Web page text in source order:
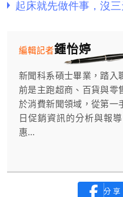
鍾怡婷
編輯記者
新聞科系碩士畢業，踏入
前是主跑超商、百貨與零
於消費新聞領域，從第一
日促銷資訊的分析與報
惠...
分享